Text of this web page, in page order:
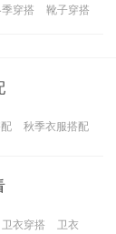
穿搭 靴子穿搭
秋季衣服搭配
卫衣穿搭 卫衣